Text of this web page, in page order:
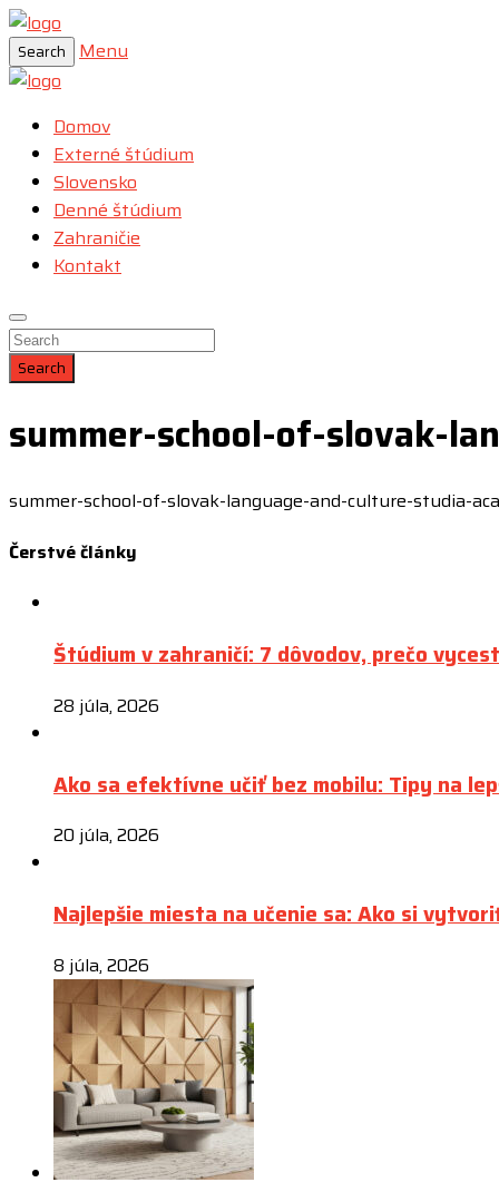
Search Menu
Domov
Externé štúdium
Slovensko
Denné štúdium
Zahraničie
Kontakt
Search
summer-school-of-slovak-
summer-school-of-slovak-language-and-culture-studia-
Čerstvéčlánky
Štúdium v zahraničí: 7 dôvodov, prečo
28 júla, 2026
Ako sa efektívne učiť bez mobilu: Tipy na
20 júla, 2026
Najlepšie miesta na učenie sa: Ako si
8 júla, 2026